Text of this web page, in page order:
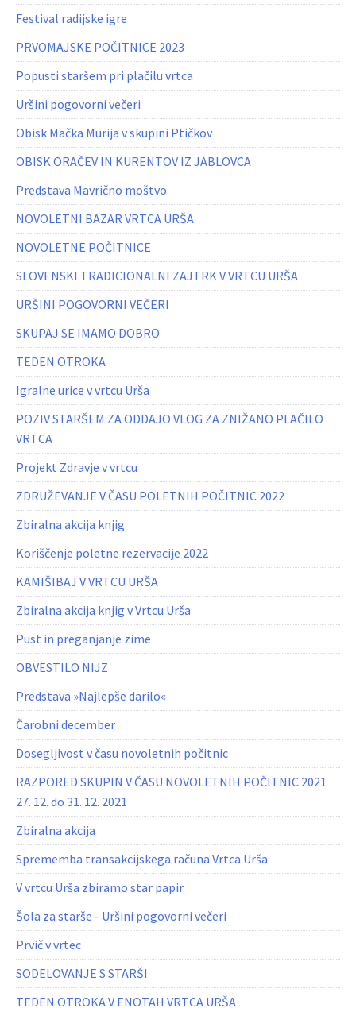
Festival radijske igre
PRVOMAJSKE POČITNICE 2023
Popusti staršem pri plačilu vrtca
Uršini pogovorni večeri
Obisk Mačka Murija v skupini Ptičkov
OBISK ORAČEV IN KURENTOV IZ JABLOVCA
Predstava Mavrično moštvo
NOVOLETNI BAZAR VRTCA URŠA
NOVOLETNE POČITNICE
SLOVENSKI TRADICIONALNI ZAJTRK V VRTCU URŠA
URŠINI POGOVORNI VEČERI
SKUPAJ SE IMAMO DOBRO
TEDEN OTROKA
Igralne urice v vrtcu Urša
POZIV STARŠEM ZA ODDAJO VLOG ZA ZNIŽANO PLAČILO
VRTCA
Projekt Zdravje v vrtcu
ZDRUŽEVANJE V ČASU POLETNIH POČITNIC 2022
Zbiralna akcija knjig
Koriščenje poletne rezervacije 2022
KAMIŠIBAJ V VRTCU URŠA
Zbiralna akcija knjig v Vrtcu Urša
Pust in preganjanje zime
OBVESTILO NIJZ
Predstava »Najlepše darilo«
Čarobni december
Dosegljivost v času novoletnih počitnic
RAZPORED SKUPIN V ČASU NOVOLETNIH POČITNIC 2021
27. 12. do 31. 12. 2021
Zbiralna akcija
Sprememba transakcijskega računa Vrtca Urša
V vrtcu Urša zbiramo star papir
Šola za starše - Uršini pogovorni večeri
Prvič v vrtec
SODELOVANJE S STARŠI
TEDEN OTROKA V ENOTAH VRTCA URŠA